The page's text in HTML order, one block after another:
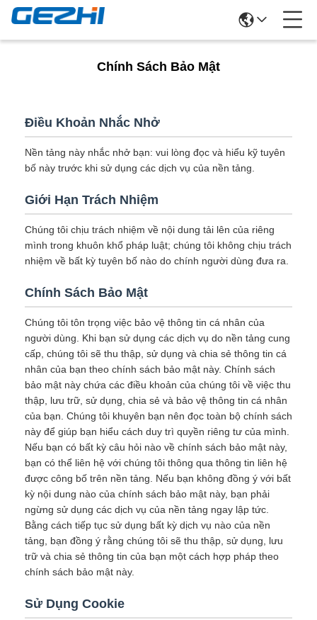
Chính Sách Bảo Mật
Điều Khoản Nhắc Nhở
Nền tảng này nhắc nhở bạn: vui lòng đọc và hiểu kỹ tuyên
bố này trước khi sử dụng các dịch vụ của nền tảng.
Giới Hạn Trách Nhiệm
Chúng tôi chịu trách nhiệm về nội dung tải lên của riêng
mình trong khuôn khổ pháp luật; chúng tôi không chịu trách
nhiệm về bất kỳ tuyên bố nào do chính người dùng đưa ra.
Chính Sách Bảo Mật
Chúng tôi tôn trọng việc bảo vệ thông tin cá nhân của
người dùng. Khi bạn sử dụng các dịch vụ do nền tảng cung
cấp, chúng tôi sẽ thu thập, sử dụng và chia sẻ thông tin cá
nhân của bạn theo chính sách bảo mật này. Chính sách
bảo mật này chứa các điều khoản của chúng tôi về việc thu
thập, lưu trữ, sử dụng, chia sẻ và bảo vệ thông tin cá nhân
của bạn. Chúng tôi khuyên bạn nên đọc toàn bộ chính sách
này để giúp bạn hiểu cách duy trì quyền riêng tư của mình.
Nếu bạn có bất kỳ câu hỏi nào về chính sách bảo mật này,
bạn có thể liên hệ với chúng tôi thông qua thông tin liên hệ
được công bố trên nền tảng. Nếu bạn không đồng ý với bất
kỳ nội dung nào của chính sách bảo mật này, bạn phải
ngừng sử dụng các dịch vụ của nền tảng ngay lập tức.
Bằng cách tiếp tục sử dụng bất kỳ dịch vụ nào của nền
tảng, bạn đồng ý rằng chúng tôi sẽ thu thập, sử dụng, lưu
trữ và chia sẻ thông tin của bạn một cách hợp pháp theo
chính sách bảo mật này.
Sử Dụng Cookie